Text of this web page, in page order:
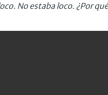
No estaba loco. ¿Por